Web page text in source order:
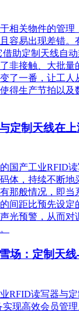
相关物件的管理
容易出现差错。
助定制天线自
非接触、大批量
了一番，让工人
得生产节拍以及
定制天线在
国产工业RFID
体，持续不断地
那般情况，即当
间距比预先设定
光预警，从而对
场：定制天
RFID读写器与
现高效会员管